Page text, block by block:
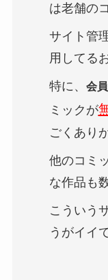
は老舗の
サイト管
用してる
特に、 会
ミックが
ごくあり
他のコミ
な作品も
こういう
うがイイ